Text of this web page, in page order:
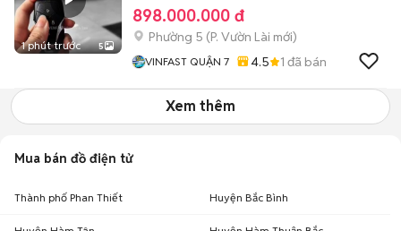
1 phút trước 5
898.000.000 đ
Phường 5 (P. Vườn Lài mới)
VINFAST QUẬN 7 4.5 1 đã bán
Xem thêm
Mua bán đồ điện tử
Thành phố Phan Thiết Huyện Bắc Bình